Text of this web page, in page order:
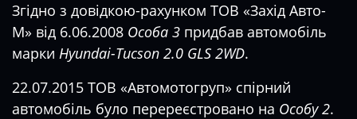
Згідно з довідкою-рахунком ТОВ «Захід Авто-
М» від 6.06.2008 Особа 3 придбав автомобіль
марки Hyundai-Tucson 2.0 GLS 2WD.
22.07.2015 ТОВ «Автомотогруп» спірний
автомобіль було перереєстровано на Особу 2.